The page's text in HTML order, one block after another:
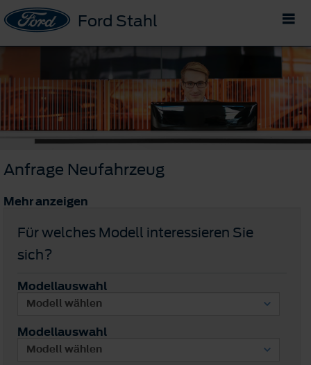
Ford Stahl
Anfrage Neufahrzeug
Mehr anzeigen
Für welches Modell interessieren Sie
sich?
Modellauswahl
Modellauswahl